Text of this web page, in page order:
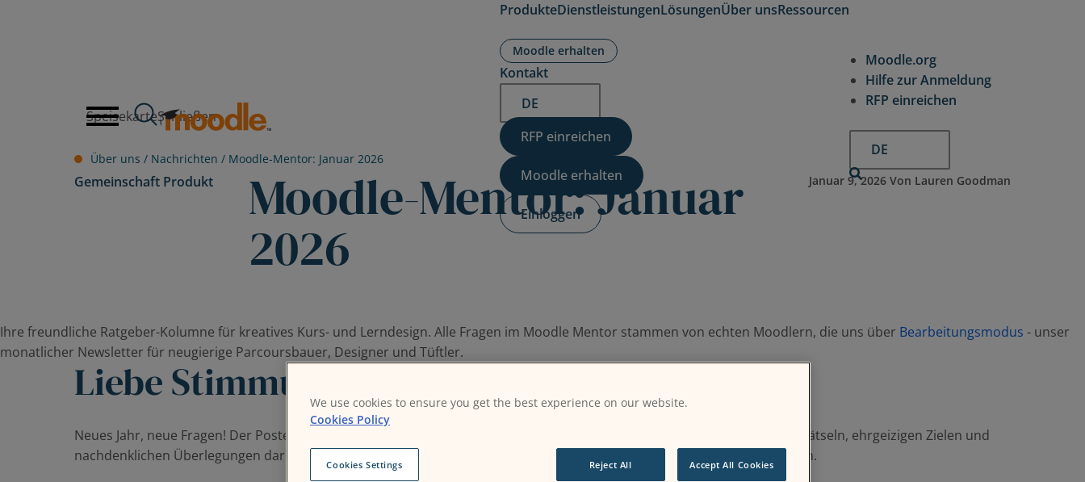
SpeisekarteSchließen
Produkte
Expand
child
menu
for
Produkte
Dienstleistungen
Expand
child
menu
Dienstleistungen
LösungenÜber unsRessourcen
Moodle erhalten
Kontakt
DE
RFP einreichen
Moodle erhalten
Einloggen
Moodle.org
Hilfe zur Anmeldung
RFP einreichen
DE
Über uns / Nachrichten / Moodle-Mentor: Januar 2026
Gemeinschaft Produkt Moodle-Mentor: Januar
2026
Januar 9, 2026 Von Lauren Goodman
Ihre freundliche Ratgeber-Kolumne für kreatives Kurs- und Lerndesign. Alle Fragen im Moodle Mentor stammen von echten Moodlern, die uns über Bearbeitungsmodus - unser
monatlicher Newsletter für neugierige Parcoursbauer, Designer und Tüftler.
Liebe Stimmungsmacher,
Neues Jahr, neue Fragen! Der Posteingang im Januar hat das Jahr 2026 mit einer großartigen Mischung aus praktischen Rätseln, ehrgeizigen Zielen und
nachdenklichen Überlegungen darüber eingeleitet, wie sich Lernerfahrungen für die Menschen darin tatsächlich anfühlen.
We use cookies to ensure you get the best experience on our website.
Cookies Policy
Cookies Settings Reject All Accept All Cookies